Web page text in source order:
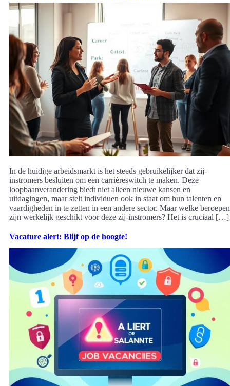
In de huidige arbeidsmarkt is het steeds gebruikelijker dat zij-
instromers besluiten om een carrièreswitch te maken. Deze
loopbaanverandering biedt niet alleen nieuwe kansen en
uitdagingen, maar stelt individuen ook in staat om hun talenten en
vaardigheden in te zetten in een andere sector. Maar welke beroepen
zijn werkelijk geschikt voor deze zij-instromers? Het is cruciaal […]
Vacature alert: Blijf op de hoogte!